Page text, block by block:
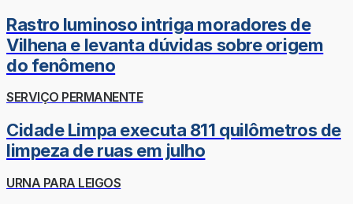
Rastro luminoso intriga moradores de
Vilhena e levanta dúvidas sobre origem
do fenômeno
SERVIÇO PERMANENTE
Cidade Limpa executa 811 quilômetros de
limpeza de ruas em julho
URNA PARA LEIGOS